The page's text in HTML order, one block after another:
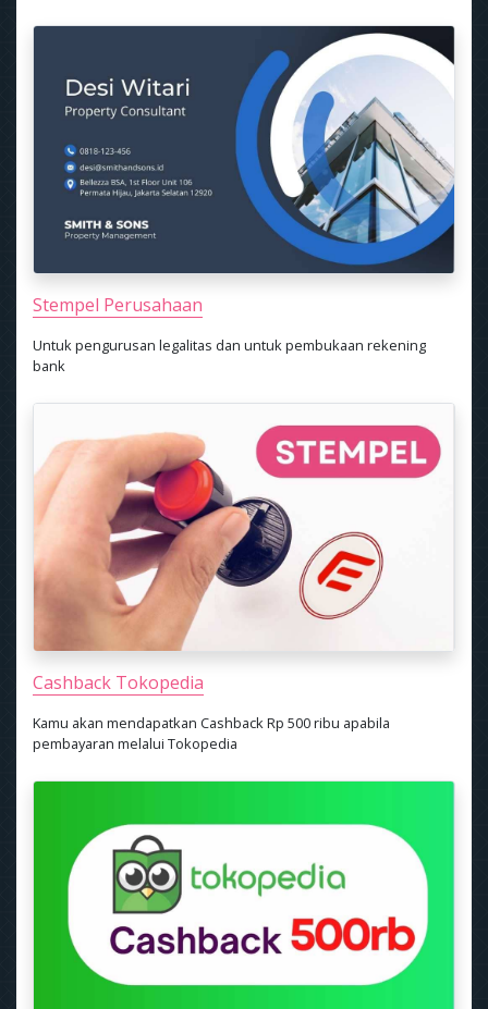
Stempel Perusahaan
Untuk pengurusan legalitas dan untuk pembukaan rekening
bank
Cashback Tokopedia
Kamu akan mendapatkan Cashback Rp 500 ribu apabila
pembayaran melalui Tokopedia